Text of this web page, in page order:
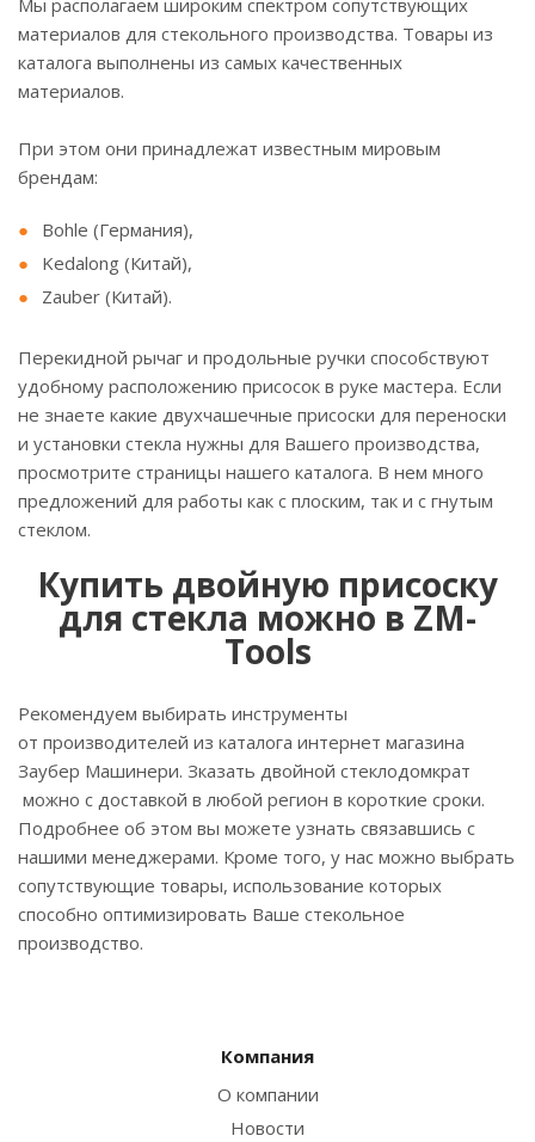
материалов для стекольного производства. Товары из
каталога выполнены из самых качественных
материалов.
При этом они принадлежат известным мировым
брендам:
Bohle (Германия),
Kedalong (Китай),
Zauber (Китай).
Перекидной рычаг и продольные ручки способствуют
удобному расположению присосок в руке мастера. Если
не знаете какие двухчашечные присоски для переноски
и установки стекла нужны для Вашего производства,
просмотрите страницы нашего каталога. В нем много
предложений для работы как с плоским, так и с гнутым
стеклом.
Купить двойную присоску
для стекла можно в ZM-
Tools
Рекомендуем выбирать инструменты
от производителей из каталога интернет магазина
Заубер Машинери. Зказать двойной стеклодомкрат
можно с доставкой в любой регион в короткие сроки.
Подробнее об этом вы можете узнать связавшись с
нашими менеджерами. Кроме того, у нас можно выбрать
сопутствующие товары, использование которых
способно оптимизировать Ваше стекольное
производство.
Компания
О компании
Новости